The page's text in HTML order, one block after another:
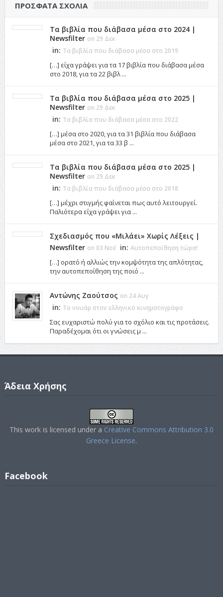
ΠΡΌΣΦΑΤΑ ΣΧΌΛΙΑ
Τα βιβλία που διάβασα μέσα στο 2024 |
Newsfilter on 29 Δεκ
in: Τα βιβλία που διάβασα μέσα στο 2019
[…] είχα γράψει για τα 17 βιβλία που διάβασα μέσα
στο 2018, για τα 22 βιβλ ...
Τα βιβλία που διάβασα μέσα στο 2025 |
Newsfilter on 29 Δεκ
in: Τα βιβλία που διάβασα μέσα στο 2022
[…] μέσα στο 2020, για τα 31 βιβλία που διάβασα
μέσα στο 2021, για τα 33 β ...
Τα βιβλία που διάβασα μέσα στο 2025 |
Newsfilter on 29 Δεκ
in: Τα βιβλία που διάβασα μέσα στο 2018
[…] μέχρι στιγμής φαίνεται πως αυτό λειτουργεί.
Παλιότερα είχα γράψει για ...
Σχεδιασμός που «Μιλάει» Χωρίς Λέξεις |
Newsfilter on 03 Νοέ in: Αυτοπεποίθηση τώρα!
[…] ορατό ή αλλιώς την κομψότητα της απλότητας,
την αυτοπεποίθηση της ποιό ...
Αντώνης Ζαούτσος on 24 Αυγ
in: Το νουάρ στον ελληνικό κινηματογράφο
Σας ευχαριστώ πολύ για το σχόλιο και τις προτάσεις.
Παραδέχομαι ότι οι γνώσεις μ ...
Άδεια Χρήσης
This work is licensed under a Creative Commons Attribution 3.0
Greece License.
Facebook